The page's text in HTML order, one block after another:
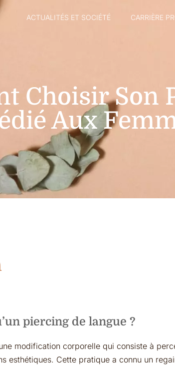
ACTUALITÉS ET SOCIÉTÉ CARRIÈRE
Choisir Son
Aux
piercing de langue ?
modification corporelle qui consiste à
esthétiques. Cette pratique a connu un